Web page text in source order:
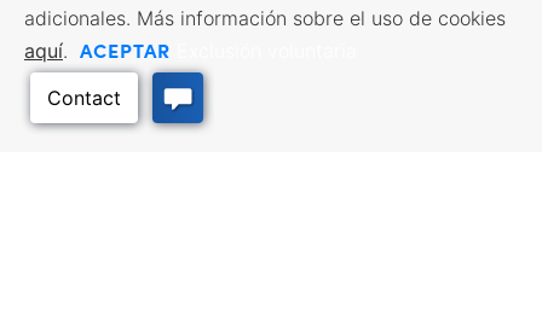
adicionales. Más información sobre el uso de cookies
aquí. ACEPTAR